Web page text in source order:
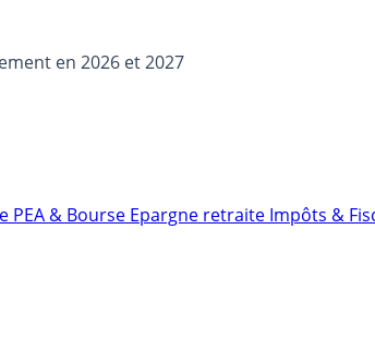
en 2026 et 2027
PEA & Bourse Epargne retraite Impôts &